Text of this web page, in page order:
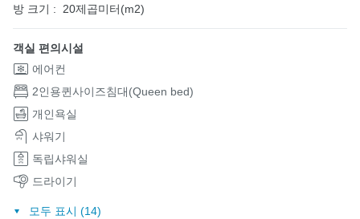
방 크기 : 20제곱미터(m2)
객실 편의시설
에어컨
2인용퀸사이즈침대(Queen bed)
개인욕실
샤워기
독립샤워실
드라이기
모두 표시 (14)